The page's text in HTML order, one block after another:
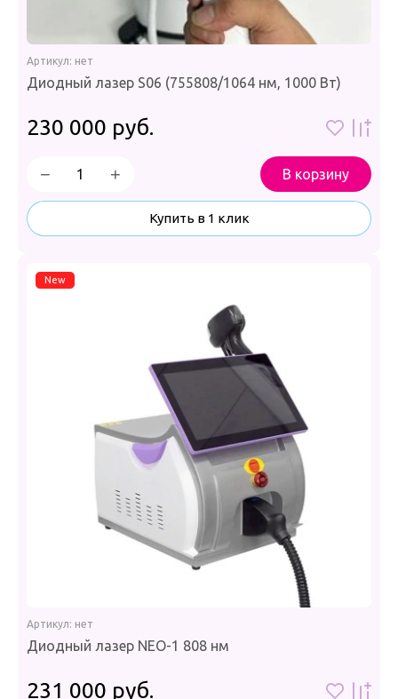
Артикул: нет
Диодный лазер S06 (755808/1064 нм, 1000 Вт)
230 000 руб.
− + В корзину
Купить в 1 клик
New
Артикул: нет
Диодный лазер NЕО-1 808 нм
231 000 руб.